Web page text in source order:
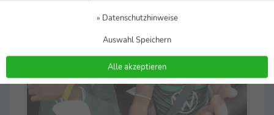
» Datenschutzhinweise
Auswahl Speichern
Alle akzeptieren